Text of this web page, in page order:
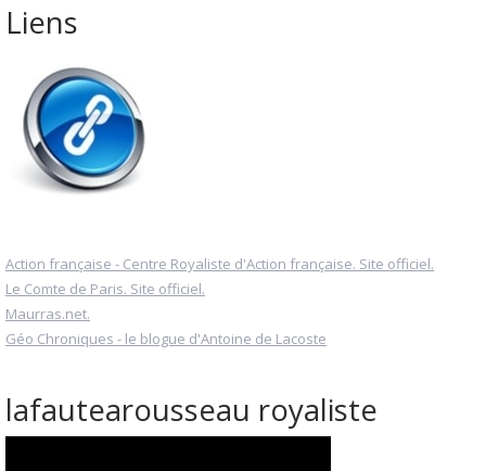
Liens
Action française - Centre Royaliste d'Action française. Site officiel.
Le Comte de Paris. Site officiel.
Maurras.net.
Géo Chroniques - le blogue d'Antoine de Lacoste
lafautearousseau royaliste